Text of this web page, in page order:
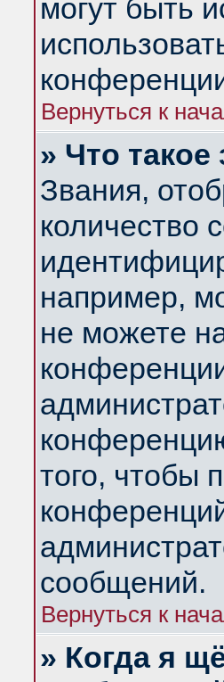
могут быть
Вернуться к
» Что такое
Звания,
количество
например,
не можете
того, чтобы
сообщений.
Вернуться к
» Когда я